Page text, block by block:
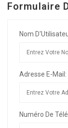
Formulaire
Nom
Adresse E-Mail:
Numéro De